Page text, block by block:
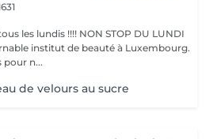
les lundis !!!! NON STOP DU LUNDI
pour n...
de velours au sucre